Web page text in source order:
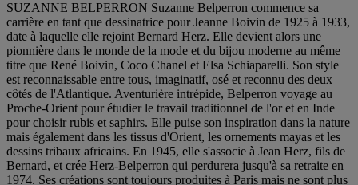
SUZANNE BELPERRON Suzanne Belperron commence sa
carrière en tant que dessinatrice pour Jeanne Boivin de 1925 à 1933,
date à laquelle elle rejoint Bernard Herz. Elle devient alors une
pionnière dans le monde de la mode et du bijou moderne au même
titre que René Boivin, Coco Chanel et Elsa Schiaparelli. Son style
est reconnaissable entre tous, imaginatif, osé et reconnu des deux
côtés de l'Atlantique. Aventurière intrépide, Belperron voyage au
Proche-Orient pour étudier le travail traditionnel de l'or et en Inde
pour choisir rubis et saphirs. Elle puise son inspiration dans la nature
mais également dans les tissus d'Orient, les ornements mayas et les
dessins tribaux africains. En 1945, elle s'associe à Jean Herz, fils de
Bernard, et crée Herz-Belperron qui perdurera jusqu'à sa retraite en
1974. Ses créations sont toujours produites à Paris mais ne sont plus